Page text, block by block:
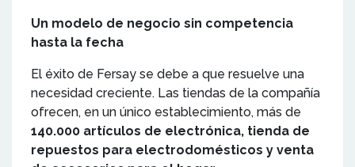
Un modelo de negocio sin competencia
hasta la fecha
El éxito de Fersay se debe a que resuelve una
necesidad creciente. Las tiendas de la compañía
ofrecen, en un único establecimiento, más de
140.000 artículos de electrónica, tienda de
repuestos para electrodomésticos y venta